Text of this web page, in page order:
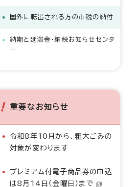
国外に転出される方の市税の納付
納期と延滞金・納税お知らせセンタ
ー
重要なお知らせ
令和8年10月から、粗大ごみの
対象が変わります
プレミアム付電子商品券の申込
は8月14日（金曜日）まで